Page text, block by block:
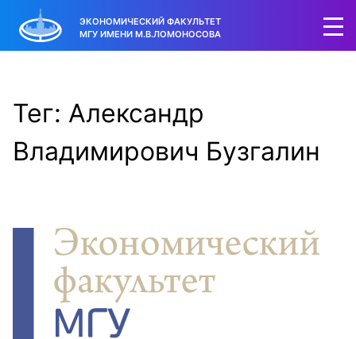
ЭКОНОМИЧЕСКИЙ ФАКУЛЬТЕТ
МГУ ИМЕНИ М.В.ЛОМОНОСОВА
Тег: Александр
Владимирович Бузгалин